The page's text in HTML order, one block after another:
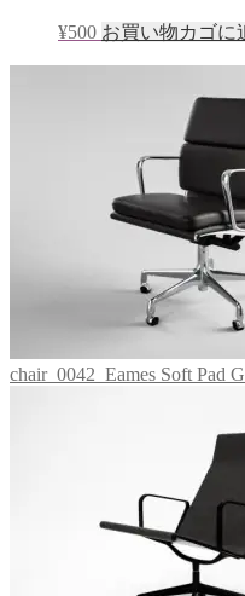
¥500 お買い物カゴに
chair_0042_Eames Soft Pad